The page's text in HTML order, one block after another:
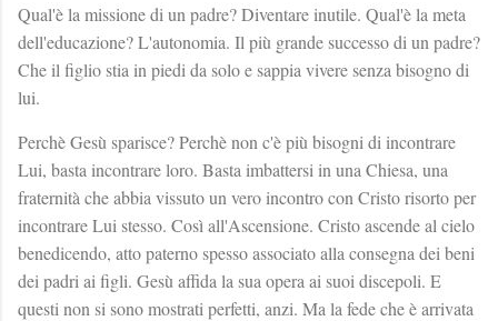
Qual'è la missione di un padre? Diventare inutile. Qual'è la meta
dell'educazione? L'autonomia. Il più grande successo di un padre?
Che il figlio stia in piedi da solo e sappia vivere senza bisogno di
lui.
Perchè Gesù sparisce? Perchè non c'è più bisogni di incontrare
Lui, basta incontrare loro. Basta imbattersi in una Chiesa, una
fraternità che abbia vissuto un vero incontro con Cristo risorto per
incontrare Lui stesso. Così all'Ascensione. Cristo ascende al cielo
benedicendo, atto paterno spesso associato alla consegna dei beni
dei padri ai figli. Gesù affida la sua opera ai suoi discepoli. E
questi non si sono mostrati perfetti, anzi. Ma la fede che è arrivata